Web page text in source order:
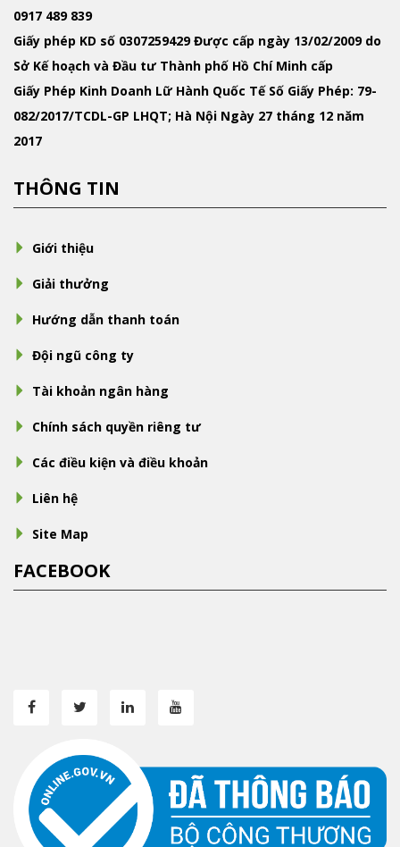
0917 489 839
Giấy phép KD số 0307259429 Được cấp ngày 13/02/2009 do
Sở Kế hoạch và Đầu tư Thành phố Hồ Chí Minh cấp
Giấy Phép Kinh Doanh Lữ Hành Quốc TếSố Giấy Phép: 79-
082/2017/TCDL-GP LHQT; Hà Nội Ngày 27 tháng 12 năm
2017
THÔNG TIN
Giới thiệu
Giải thưởng
Hướng dẫn thanh toán
Đội ngũ công ty
Tài khoản ngân hàng
Chính sách quyền riêng tư
Các điều kiện và điều khoản
Liên hệ
Site Map
FACEBOOK